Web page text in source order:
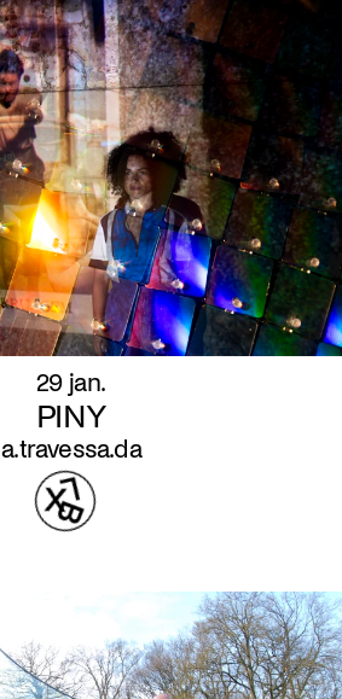
29 jan.
PINY
a.travessa.da